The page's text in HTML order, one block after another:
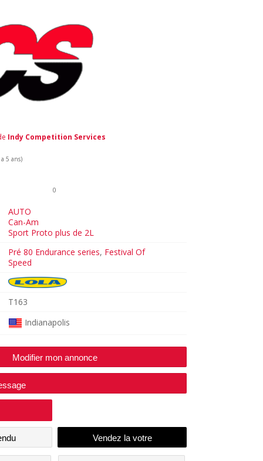
Indy Competition Services
5 ans)
0
AUTO
Can-Am
Sport Proto plus de 2L
Pré 80 Endurance series, Festival Of
Speed
T163
Indianapolis
Modifier mon annonce